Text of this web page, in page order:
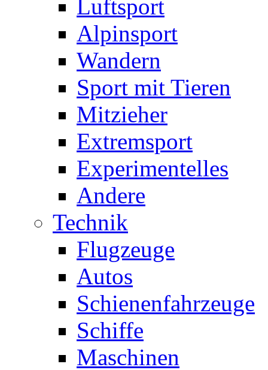
Luftsport
Alpinsport
Wandern
Sport mit Tieren
Mitzieher
Extremsport
Experimentelles
Andere
Technik
Flugzeuge
Autos
Schienenfahrzeuge
Schiffe
Maschinen